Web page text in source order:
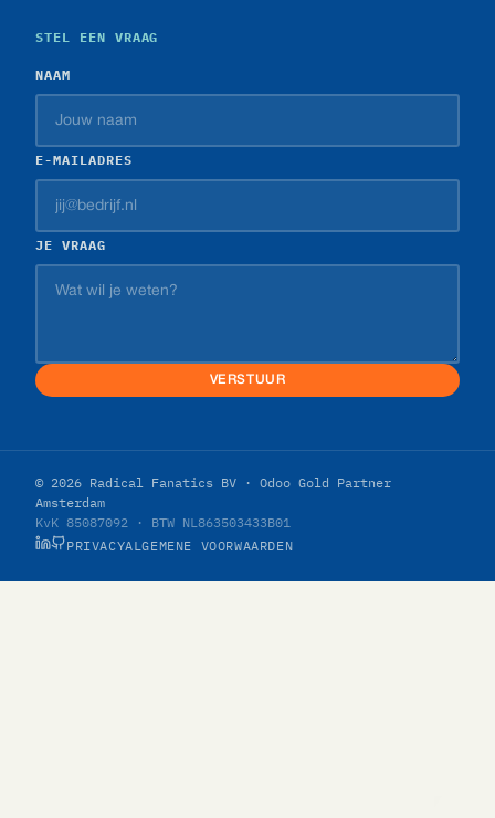
STEL EEN VRAAG
NAAM
E-MAILADRES
JE VRAAG
VERSTUUR
© 2026 Radical Fanatics BV · Odoo Gold Partner
Amsterdam
KvK 85087092 · BTW NL863503433B01
PRIVACYALGEMENE VOORWAARDEN